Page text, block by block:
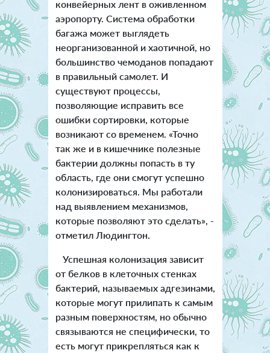
конвейерных лент в оживленном
аэропорту. Система обработки
багажа может выглядеть
неорганизованной и хаотичной, но
большинство чемоданов попадают
в правильный самолет. И
существуют процессы,
позволяющие исправить все
ошибки сортировки, которые
возникают со временем. «Точно
так же и в кишечнике полезные
бактерии должны попасть в ту
область, где они смогут успешно
колонизироваться. Мы работали
над выявлением механизмов,
которые позволяют это сделать», -
отметил Людингтон.
Успешная колонизация зависит
от белков в клеточных стенках
бактерий, называемых адгезинами,
которые могут прилипать к самым
разным поверхностям, но обычно
связываются не специфически, то
есть могут прикрепляться как к